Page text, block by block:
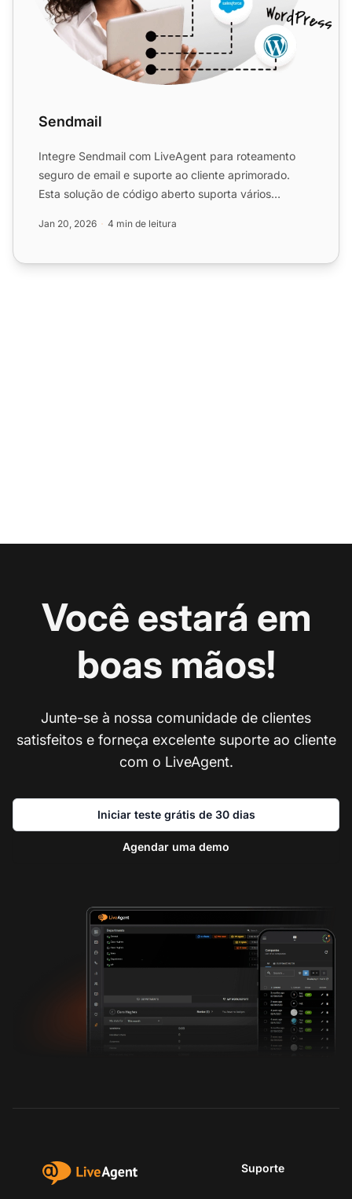
Sendmail
Integre Sendmail com LiveAgent para roteamento
seguro de email e suporte ao cliente aprimorado.
Esta solução de código aberto suporta vários
Jan 20, 2026 4 min de leitura
Você estará em
boas mãos!
Junte-se à nossa comunidade de clientes
satisfeitos e forneça excelente suporte ao cliente
com o LiveAgent.
Iniciar teste grátis de 30 dias
Agendar uma demo
Suporte